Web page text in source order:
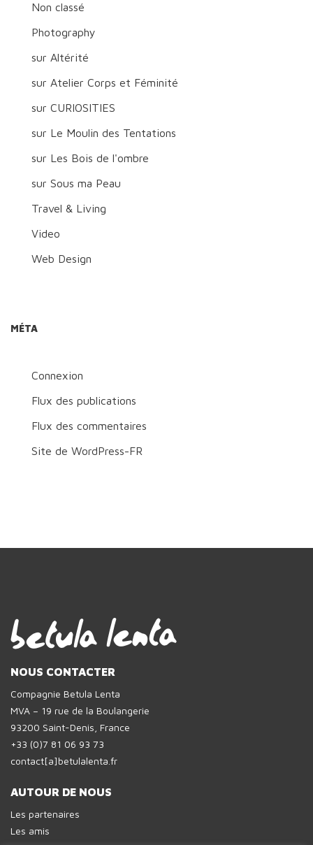
Non classé
Photography
sur Altérité
sur Atelier Corps et Féminité
sur CURIOSITIES
sur Le Moulin des Tentations
sur Les Bois de l'ombre
sur Sous ma Peau
Travel & Living
Video
Web Design
MÉTA
Connexion
Flux des publications
Flux des commentaires
Site de WordPress-FR
NOUS CONTACTER
Compagnie Betula Lenta
MVA – 19 rue de la Boulangerie
93200 Saint-Denis, France
+33 (0)7 81 06 93 73
contact[a]betulalenta.fr
AUTOUR DE NOUS
Les partenaires
Les amis